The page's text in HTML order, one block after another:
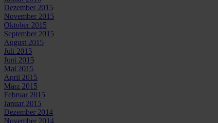
Dezember 2015
November 2015
Oktober 2015
September 2015
August 2015
Juli 2015
Juni 2015
Mai 2015
April 2015
März 2015
Februar 2015
Januar 2015
Dezember 2014
November 2014